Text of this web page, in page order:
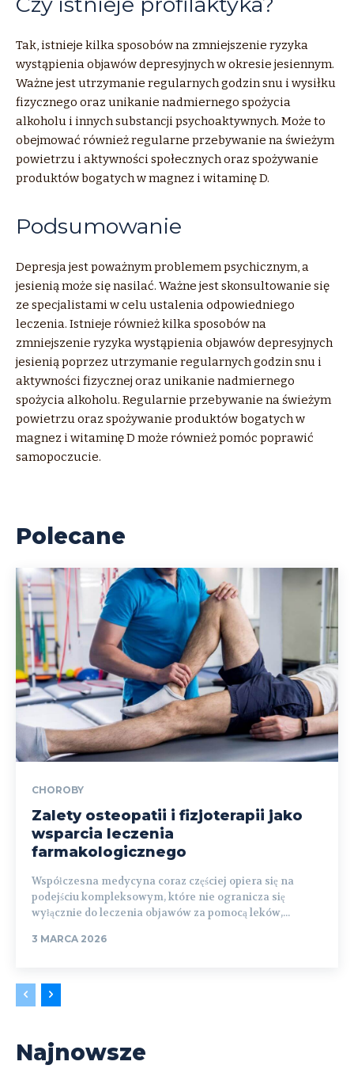
Tak, istnieje kilka sposobów na zmniejszenie ryzyka
wystąpienia objawów depresyjnych w okresie jesiennym.
Ważne jest utrzymanie regularnych godzin snu i wysiłku
fizycznego oraz unikanie nadmiernego spożycia
alkoholu i innych substancji psychoaktywnych. Może to
obejmować również regularne przebywanie na świeżym
powietrzu i aktywności społecznych oraz spożywanie
produktów bogatych w magnez i witaminę D.
Podsumowanie
Depresja jest poważnym problemem psychicznym, a
jesienią może się nasilać. Ważne jest skonsultowanie się
ze specjalistami w celu ustalenia odpowiedniego
leczenia. Istnieje również kilka sposobów na
zmniejszenie ryzyka wystąpienia objawów depresyjnych
jesienią poprzez utrzymanie regularnych godzin snu i
aktywności fizycznej oraz unikanie nadmiernego
spożycia alkoholu. Regularnie przebywanie na świeżym
powietrzu oraz spożywanie produktów bogatych w
magnez i witaminę D może również pomóc poprawić
samopoczucie.
Polecane
CHOROBY
Zalety osteopatii i fizjoterapii jako
wsparcia leczenia
farmakologicznego
Współczesna medycyna coraz częściej opiera się na
podejściu kompleksowym, które nie ogranicza się
wyłącznie do leczenia objawów za pomocą leków,...
3 MARCA 2026
Najnowsze